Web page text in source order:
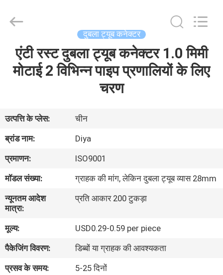
हमारे
बारे
में
कारखाना
भ्रमण
गुणवत्ता
नियंत्रण
Reserved.
दुबला ट्यूब कनेक्टर
एंटी रस्ट दुबला ट्यूब कनेक्टर 1.0 मिमी
मोटाई 2 विभिन्न पाइप प्रणालियों के लिए
चरण
उत्पत्ति के प्लेस:
चीन
ब्रांड नाम:
Diya
प्रमाणन:
ISO9001
मॉडल संख्या:
ग्राहक की मांग, लेकिन दुबला ट्यूब व्यास 28mm
न्यूनतम आदेश
मात्रा:
प्रति आकार 200 टुकड़ा
मूल्य:
USD0.29-0.59 per piece
पैकेजिंग विवरण:
डिब्बों या ग्राहक की आवश्यकता
प्रसव के समय:
5-25 दिनों